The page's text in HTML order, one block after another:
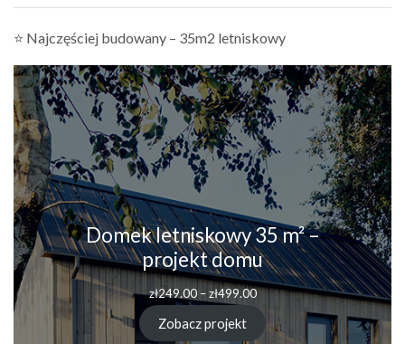
⭐ Najczęściej budowany – 35m2 letniskowy
Domek letniskowy 35 m² –
projekt domu
zł249.00 – zł499.00Zakres
zł249.00
Zobacz projekt